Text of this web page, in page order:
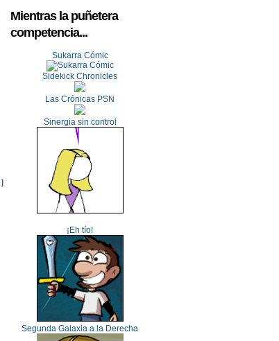
]
Mientras la puñetera
competencia...
Sukarra Cómic
Sidekick Chronicles
Las Crónicas PSN
Sinergia sin control
¡Eh tío!
Segunda Galaxia a la Derecha